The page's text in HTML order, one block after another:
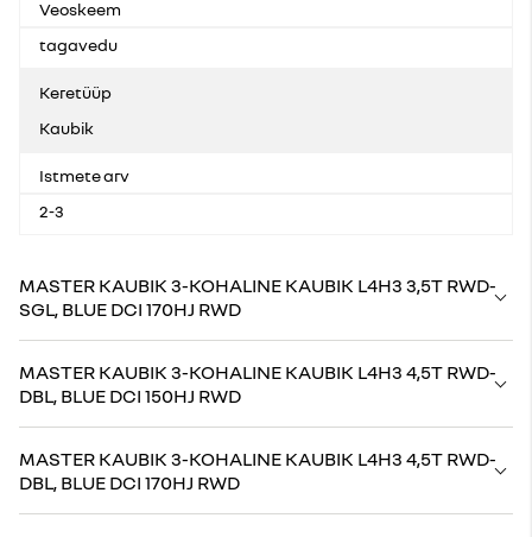
Veoskeem
tagavedu
Keretüüp
Kaubik
Istmete arv
2-3
MASTER KAUBIK 3-KOHALINE KAUBIK L4H3 3,5T RWD-
SGL, BLUE DCI 170HJ RWD
MASTER KAUBIK 3-KOHALINE KAUBIK L4H3 4,5T RWD-
DBL, BLUE DCI 150HJ RWD
MASTER KAUBIK 3-KOHALINE KAUBIK L4H3 4,5T RWD-
DBL, BLUE DCI 170HJ RWD